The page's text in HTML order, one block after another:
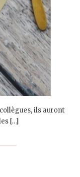
ils auront
[…]